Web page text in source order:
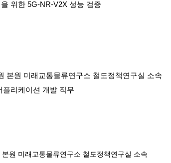
위한 5G-NR-V2X 성능 검증
본원 미래교통물류연구소 철도정책연구실 소속
플리케이션 개발 직무
원 미래교통물류연구소 철도정책연구실 소속